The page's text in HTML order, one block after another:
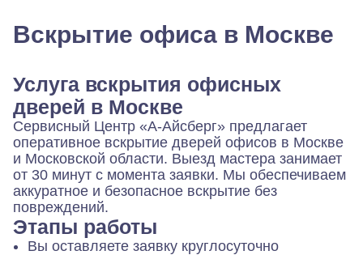
Вскрытие офиса в Москве
Услуга вскрытия офисных
дверей в Москве
Сервисный Центр «А-Айсберг» предлагает
оперативное вскрытие дверей офисов в Москве
и Московской области. Выезд мастера занимает
от 30 минут с момента заявки. Мы обеспечиваем
аккуратное и безопасное вскрытие без
повреждений.
Этапы работы
Вы оставляете заявку круглосуточно